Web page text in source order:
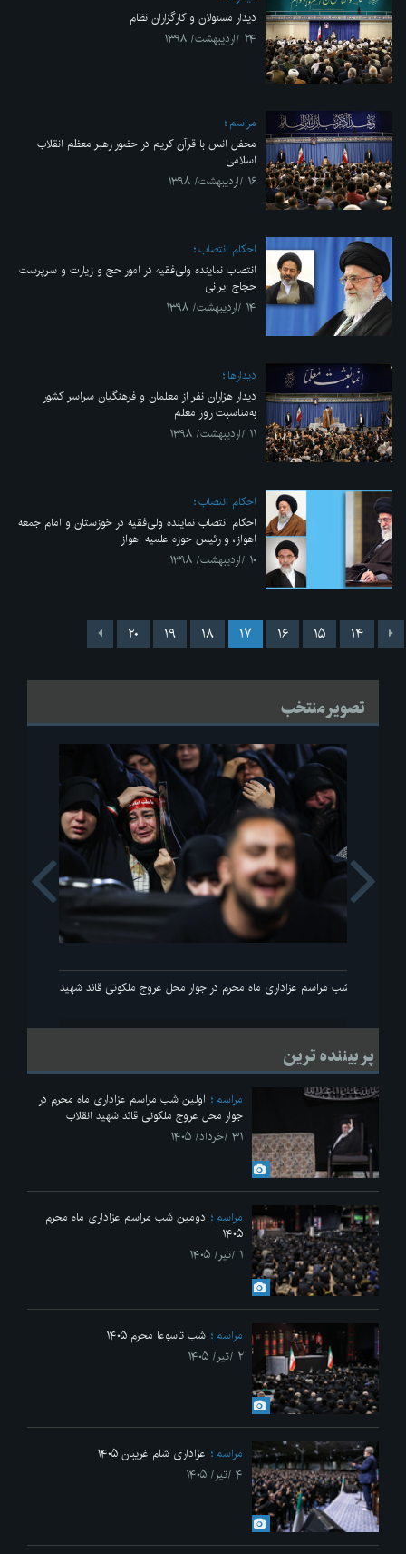
دیدار مسئولان و کارگزاران نظام
۲۴ /اردیبهشت/ ۱۳۹۸
مراسم
محفل انس با قرآن کریم در حضور رهبر معظم انقلاب
اسلامی
۱۶ /اردیبهشت/ ۱۳۹۸
احکام انتصاب
انتصاب نماینده ولی‌فقیه در امور حج و زیارت و سرپرست
حجاج ایرانی
۱۴ /اردیبهشت/ ۱۳۹۸
ديدارها
دیدار هزاران نفر از معلمان و فرهنگیان سراسر کشور
به‌مناسبت روز معلم
۱۱ /اردیبهشت/ ۱۳۹۸
احکام انتصاب
احکام انتصاب نماینده ولی‌فقیه در خوزستان و امام جمعه
اهواز، و رئیس حوزه علمیه اهواز
۱۰ /اردیبهشت/ ۱۳۹۸
۱۴ ۱۵ ۱۶ ۱۷ ۱۸ ۱۹ ۲۰
تصویر منتخب
اولین شب مراسم عزاداری ماه محرم در جوار محل عروج ملکوتی قائد شهید انقلاب
Next
پر بیننده ترین
مراسم
اولین شب مراسم عزاداری ماه محرم در
جوار محل عروج ملکوتی قائد شهید انقلاب
۳۱ /خرداد/ ۱۴۰۵
مراسم
دومین شب مراسم عزاداری ماه محرم
۱۴۰۵
۱ /تیر/ ۱۴۰۵
مراسم
شب تاسوعا محرم ۱۴۰۵
۲ /تیر/ ۱۴۰۵
مراسم
عزاداری شام غریبان ۱۴۰۵
۴ /تیر/ ۱۴۰۵